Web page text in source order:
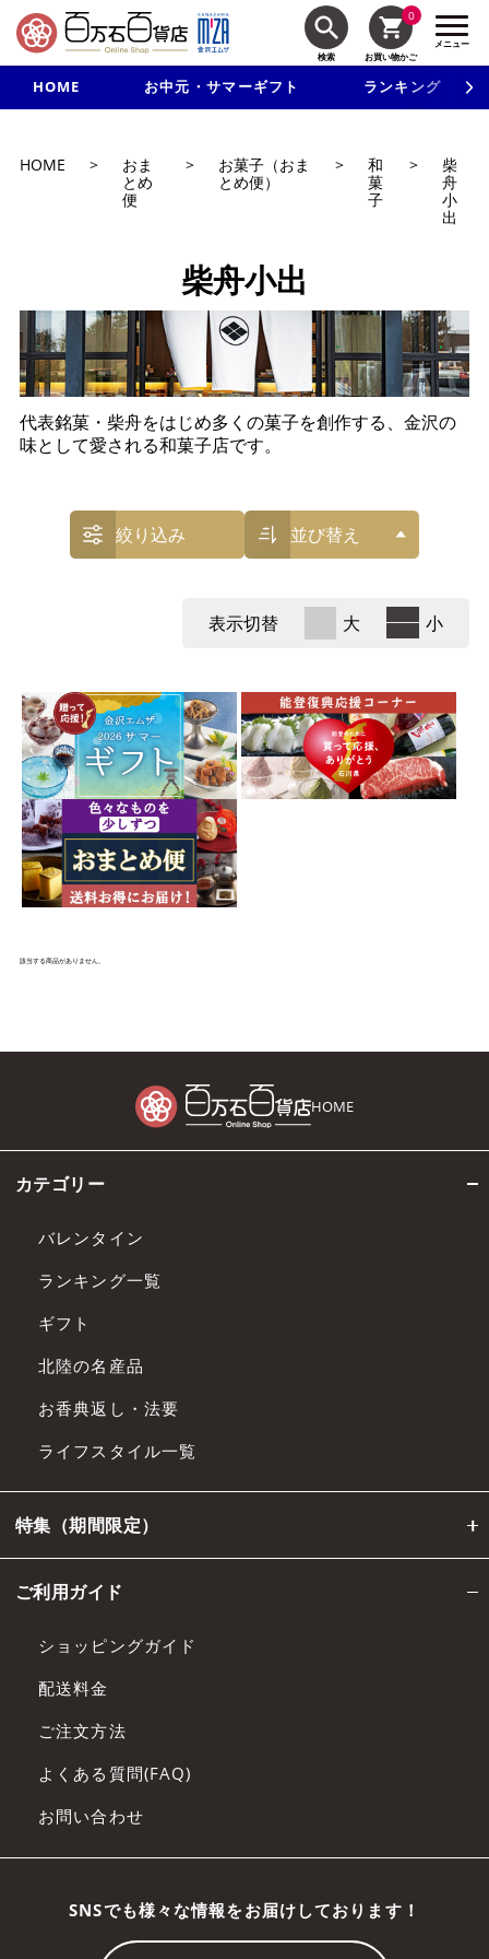
検索
0
お買い物かご
メニュー
HOME お中元・サマーギフト ランキング
新規入会で3千円以上で使える500円クーポンを進呈！
HOME >
おま
とめ
便
>
お菓子（おま
とめ便）
>
和
菓
子
>
柴
舟
小
出
柴舟小出
代表銘菓・柴舟をはじめ多くの菓子を創作する、金沢の
味として愛される和菓子店です。
絞り込み 並び替え
表示切替 大 小
該当する商品がありません。
HOME
カテゴリー
バレンタイン
ランキング一覧
ギフト
北陸の名産品
お香典返し・法要
ライフスタイル一覧
特集（期間限定）
ご利用ガイド
ショッピングガイド
配送料金
ご注文方法
よくある質問(FAQ)
お問い合わせ
SNSでも様々な情報をお届けしております！